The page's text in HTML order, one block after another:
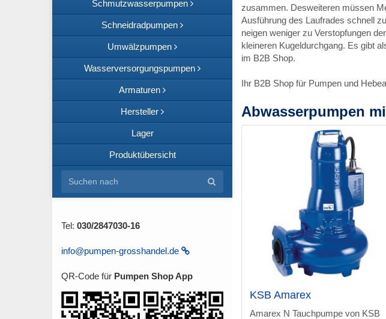
Schmutzwasserpumpen
Schneidradpumpen
Umwälzpumpen
Wasserversorgungspumpen
Armaturen
Hersteller
Lager
Produktübersicht
Tel: 030/2847030-16
info@pumpen-grosshandel.de
QR-Code für Pumpen Shop App
zusammen. Desweiteren müssen
Ausführung des Laufrades schnell
neigen weniger zu Verstopfungen
kleineren Kugeldurchgang. Es gibt
im B2B Shop.
Ihr B2B Shop für Pumpen und
Abwasserpumpen
KSB Amarex
Amarex N Tauchpumpe von KSB